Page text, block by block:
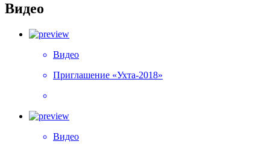
Видео
Видео
Приглашение «Ухта-2018»
Видео